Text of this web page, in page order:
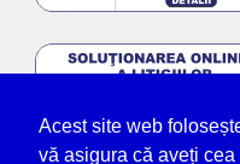
Acest site web
vă asigura că aveți